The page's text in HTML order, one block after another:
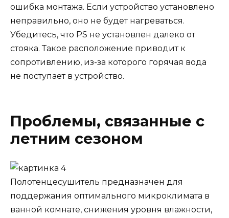
ошибка монтажа. Если устройство установлено
неправильно, оно не будет нагреваться.
Убедитесь, что PS не установлен далеко от
стояка. Такое расположение приводит к
сопротивлению, из-за которого горячая вода
не поступает в устройство.
Проблемы, связанные с
летним сезоном
Полотенцесушитель предназначен для
поддержания оптимального микроклимата в
ванной комнате, снижения уровня влажности,